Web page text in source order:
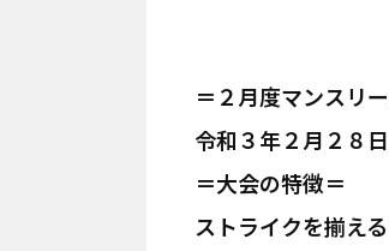
＝２月度マンスリ
令和３年２月２
＝大会の特徴＝
ストライクを揃え